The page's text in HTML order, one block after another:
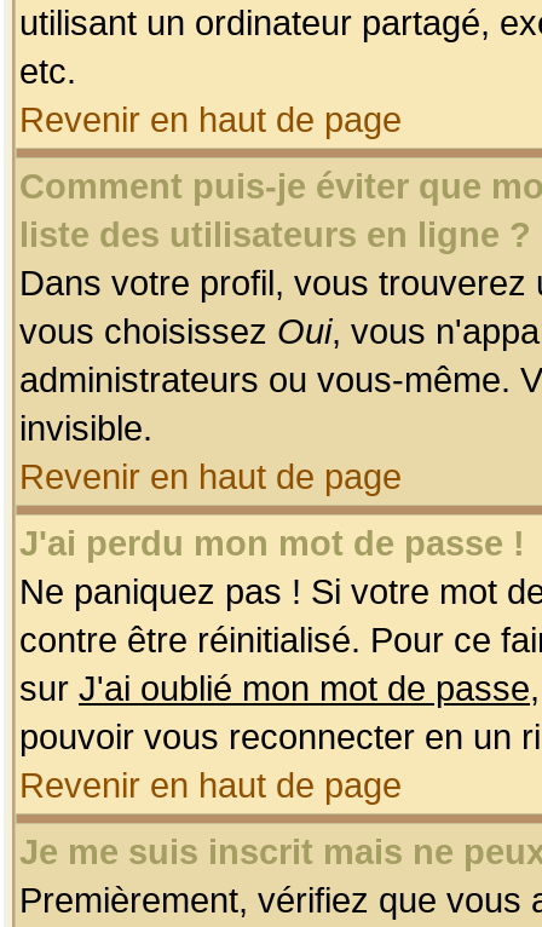
utilisant un ordinateur partagé,
etc.
Revenir en haut de page
Comment puis-je éviter que
liste des utilisateurs en ligne ?
Dans votre profil, vous
vous choisissez Oui, vous
administrateurs ou vous-même.
invisible.
Revenir en haut de page
J'ai perdu mon mot de passe !
Ne paniquez pas ! Si votre mot
contre être réinitialisé. Pour ce
sur J'ai oublié mon mot de passe
pouvoir vous reconnecter en un
Revenir en haut de page
Je me suis inscrit mais ne
Premièrement, vérifiez que